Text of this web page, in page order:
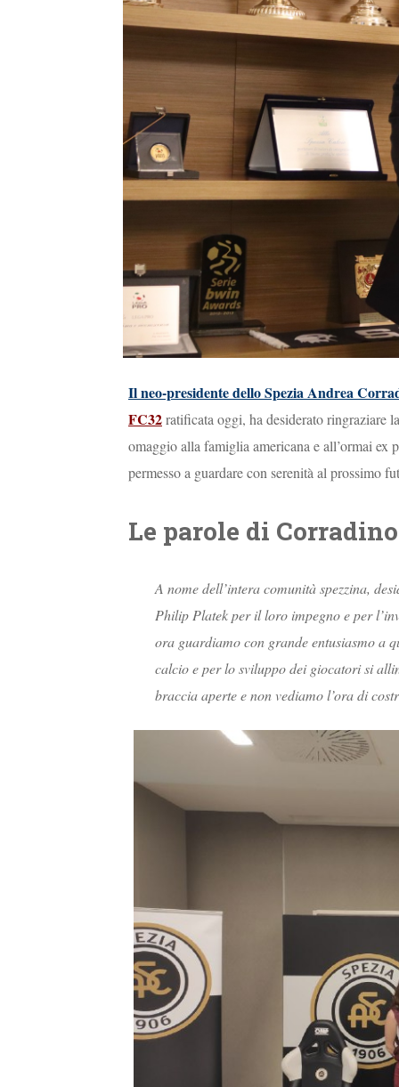
Il neo-presidente dello Spezia Andrea
FC32ratificata oggi, ha desiderato ringraziare
omaggio alla famiglia americana e all’ormai ex
permesso a guardare con serenità al prossimo
Le parole di Corradino
A nome dell’intera comunità spezzina,
Philip Platek per il loro impegno e per
ora guardiamo con grande entusiasmo a
calcio e per lo sviluppo dei giocatori si
braccia aperte e non vediamo l’ora di